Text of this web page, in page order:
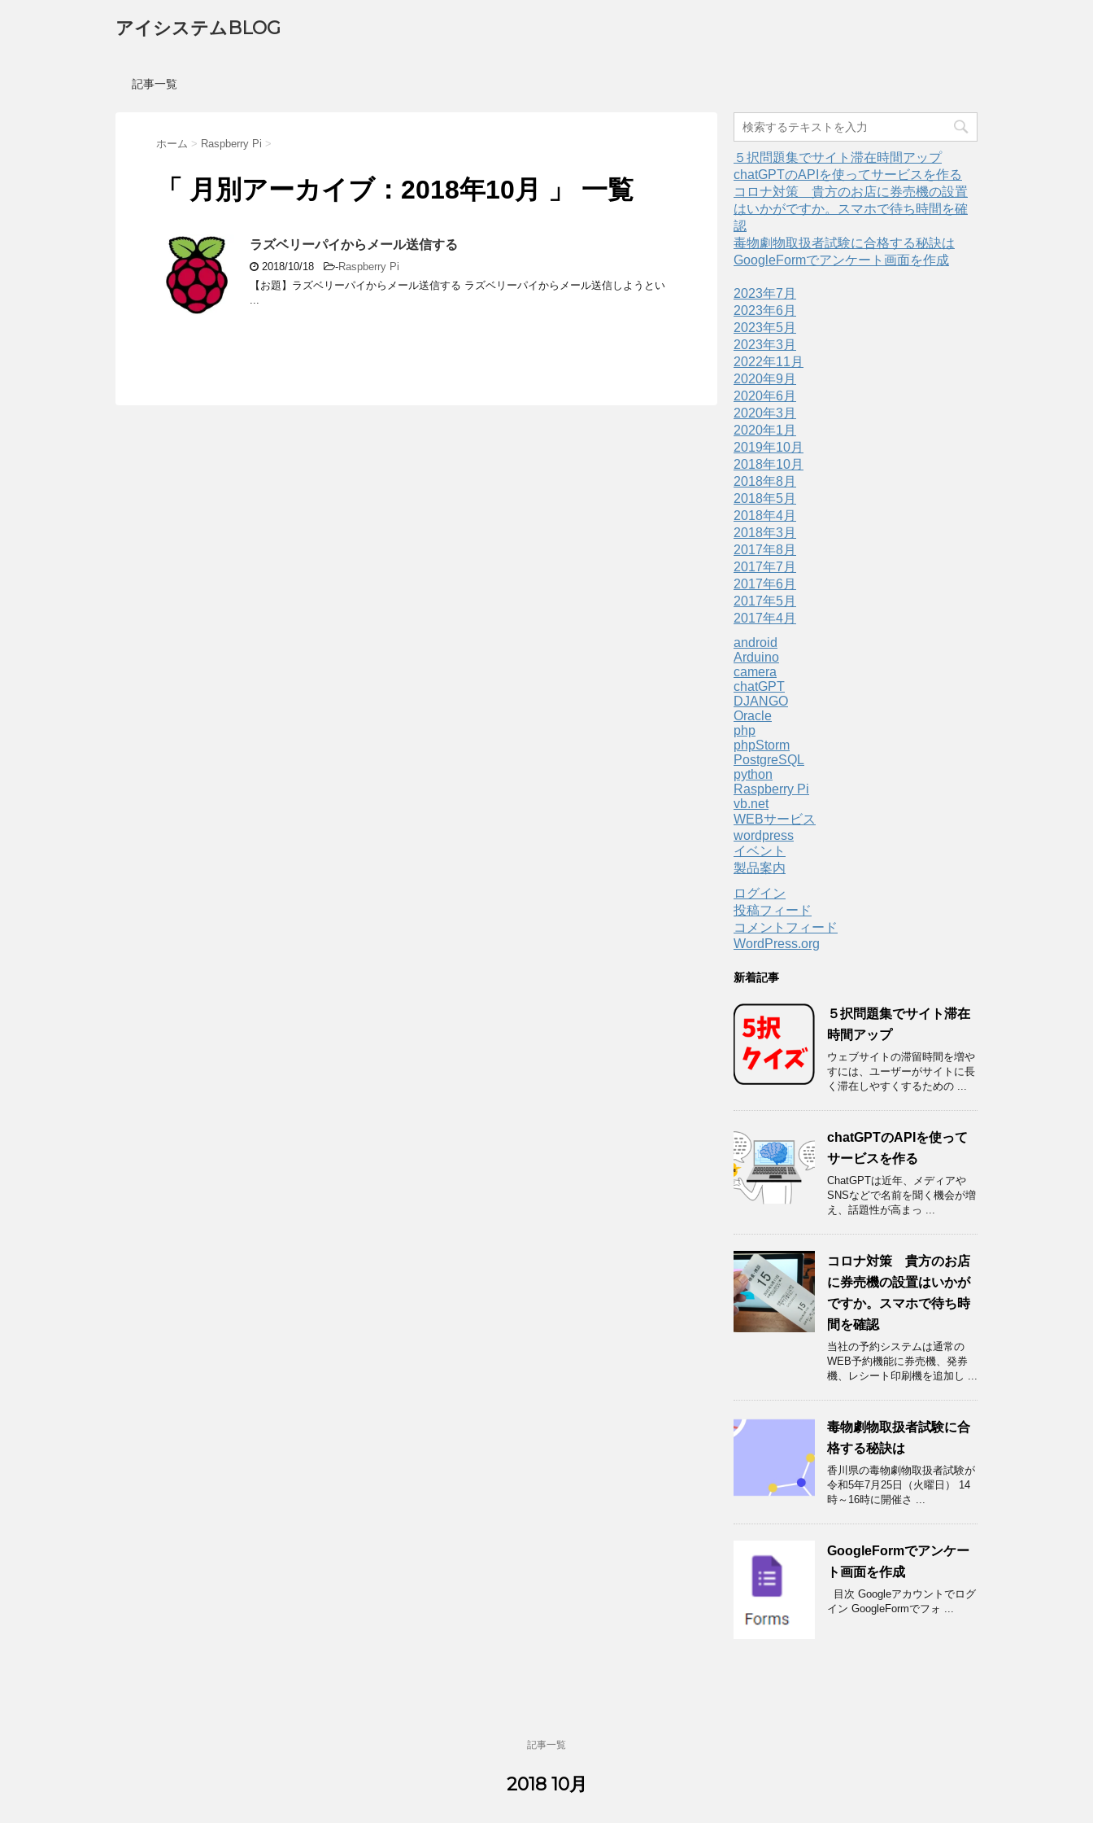
アイシステムBLOG
記事一覧
ホーム > Raspberry Pi >
「 月別アーカイブ：2018年10月 」 一覧
ラズベリーパイからメール送信する
2018/10/18 -Raspberry Pi
【お題】ラズベリーパイからメール送信する ラズベリーパイからメール送信しようとい
５択問題集でサイト滞在時間アップ
chatGPTのAPIを使ってサービスを作る
コロナ対策 貴方のお店に券売機の設置
はいかがですか。スマホで待ち時間を確
認
毒物劇物取扱者試験に合格する秘訣は
GoogleFormでアンケート画面を作成
2023年7月
2023年6月
2023年5月
2023年3月
2022年11月
2020年9月
2020年6月
2020年3月
2020年1月
2019年10月
2018年10月
2018年8月
2018年5月
2018年4月
2018年3月
2017年8月
2017年7月
2017年6月
2017年5月
2017年4月
android
Arduino
camera
chatGPT
DJANGO
Oracle
php
phpStorm
PostgreSQL
python
Raspberry Pi
vb.net
WEBサービス
wordpress
イベント
製品案内
ログイン
投稿フィード
コメントフィード
WordPress.org
新着記事
５択問題集でサイト滞在
時間アップ
ウェブサイトの滞留時間を増や
すには、ユーザーがサイトに長
く滞在しやすくするための ...
chatGPTのAPIを使って
サービスを作る
ChatGPTは近年、メディアや
SNSなどで名前を聞く機会が増
え、話題性が高まっ ...
コロナ対策 貴方のお店
に券売機の設置はいかが
ですか。スマホで待ち時
間を確認
当社の予約システムは通常の
WEB予約機能に券売機、発券
機、レシート印刷機を追加し ...
毒物劇物取扱者試験に合
格する秘訣は
香川県の毒物劇物取扱者試験が
令和5年7月25日（火曜日） 14
時～16時に開催さ ...
GoogleFormでアンケー
ト画面を作成
目次 Googleアカウントでログ
イン GoogleFormでフォ ...
記事一覧
2018 10月